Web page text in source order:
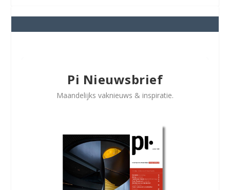
Pi Nieuwsbrief
Maandelijks vaknieuws & inspiratie.